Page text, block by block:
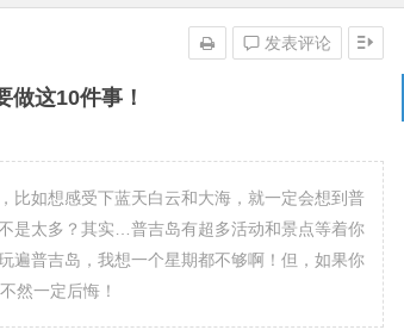
做这10件事！
发表评论
比如想感受下蓝天白云和大海，就一定会想到普
是太多？其实…普吉岛有超多活动和景点等着你
遍普吉岛，我想一个星期都不够啊！但，如果你
然一定后悔！